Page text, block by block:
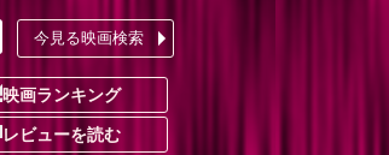
今見る映画検索
映画ランキング
レビューを読む